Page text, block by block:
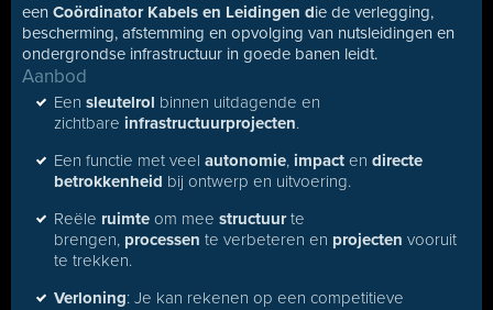
een Coördinator Kabels en Leidingen die de verlegging,
bescherming, afstemming en opvolging van nutsleidingen en
ondergrondse infrastructuur in goede banen leidt.
Aanbod
Een sleutelrol binnen uitdagende en
zichtbare infrastructuurprojecten.
Een functie met veel autonomie, impact en directe
betrokkenheid bij ontwerp en uitvoering.
Reële ruimte om mee structuurte
brengen, processen te verbeteren en projecten vooruit
te trekken.
Verloning: Je kan rekenen op een competitieve